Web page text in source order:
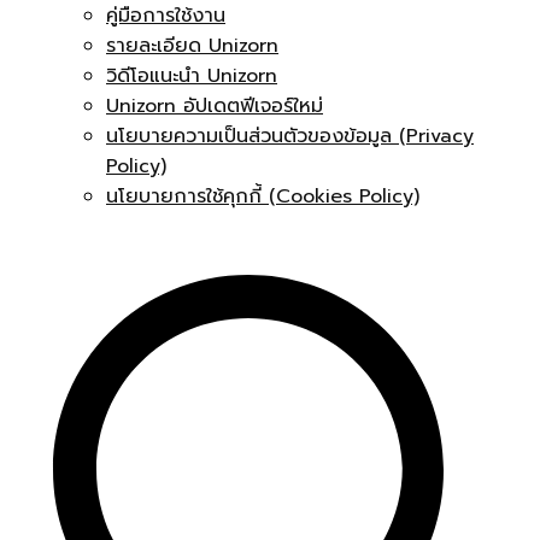
คู่มือการใช้งาน
รายละเอียด Unizorn
วิดีโอแนะนำ Unizorn
Unizorn อัปเดตฟีเจอร์ใหม่
นโยบายความเป็นส่วนตัวของข้อมูล (Privacy
Policy)
นโยบายการใช้คุกกี้ (Cookies Policy)